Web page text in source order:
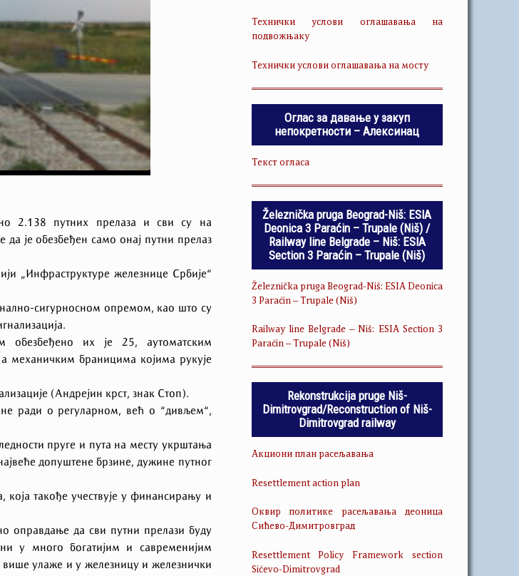
2.138 путних прелаза и сви су на
да је обезбеђен само онај путни прелаз
„Инфраструктуре железнице Србије“
сигурносном опремом, као што су
обезбеђено их је 25, аутоматским
механичким браницима којима рукује
(Андрејин крст, знак Стоп).
ради о регуларном, већ о “дивљем“,
пруге и пута на месту укрштања
допуштене брзине, дужине путног
такође учествује у финансирању и
оправдање да сви путни прелази буду
у много богатијим и савременијим
улаже и у железницу и железнички
Технички услови оглашавања на
подвожњаку
Технички услови оглашавања на мосту
Оглас за давање у закуп
непокретности – Алексинац
Текст огласа
Železnička pruga Beograd-Niš: ESIA
Deonica 3 Paraćin – Trupale (Niš) /
Railway line Belgrade – Niš: ESIA
Section 3 Paraćin – Trupale (Niš)
Železnička pruga Beograd-Niš: ESIA Deonica
3 Paraćin – Trupale (Niš)
Railway line Belgrade – Niš: ESIA Section 3
Paraćin – Trupale (Niš)
Rekonstrukcija pruge Niš-
Dimitrovgrad/Reconstruction of Niš-
Dimitrovgrad railway
Акциони план расељавања
Resettlement action plan
Оквир политике расељавања деоница
Сићево-Димитровград
Resettlement Policy Framework section
Sićevo-Dimitrovgrad